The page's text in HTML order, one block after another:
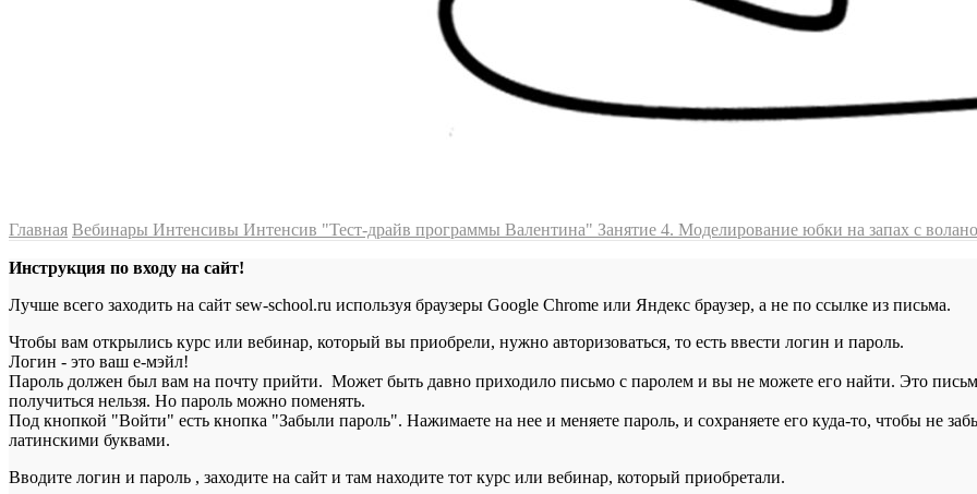
Главная Вебинары Интенсивы Интенсив "Тест-драйв программы Валентина" Занятие 4. Моделирование юбки на запах с
Инструкция по входу на сайт!
Лучше всего заходить на сайт sew-school.ru используя браузеры Google Chrome или Яндекс браузер, а не по ссылке из письма.
Чтобы вам открылись курс или вебинар, который вы приобрели, нужно авторизоваться, то есть ввести логин и пароль.
Логин - это ваш е-мэйл!
Пароль должен был вам на почту прийти. Может быть давно приходило письмо с паролем и вы не можете его найти. Это
получиться нельзя. Но пароль можно поменять.
Под кнопкой "Войти" есть кнопка "Забыли пароль". Нажимаете на нее и меняете пароль, и сохраняете его куда-то, чтобы не
латинскими буквами.
Вводите логин и пароль , заходите на сайт и там находите тот курс или вебинар, который приобретали.